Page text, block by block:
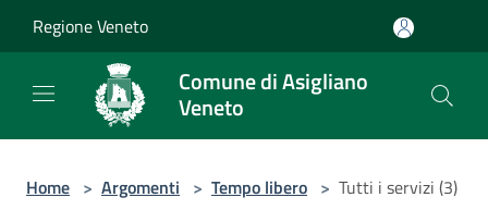
Regione Veneto
Comune di Asigliano
Veneto
Home > Argomenti > Tempo libero > Tutti i servizi (3)